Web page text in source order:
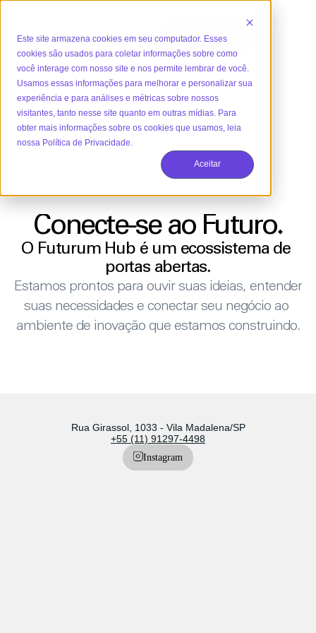
Este site armazena cookies em seu computador. Esses
cookies são usados para coletar informações sobre como
você interage com nosso site e nos permite lembrar de você.
Usamos essas informações para melhorar e personalizar sua
experiência e para análises e métricas sobre nossos
visitantes, tanto nesse site quanto em outras mídias. Para
obter mais informações sobre os cookies que usamos, leia
nossa Política de Privacidade.
Aceitar
Garantir sua sala
Garantir sua sala
Conecte-se ao Futuro.
O Futurum Hub é um ecossistema de
portas abertas.
Estamos prontos para ouvir suas ideias, entender
suas necessidades e conectar seu negócio ao
ambiente de inovação que estamos construindo.
Rua Girassol, 1033 - Vila Madalena/SP
+55 (11) 91297-4498
Instagram